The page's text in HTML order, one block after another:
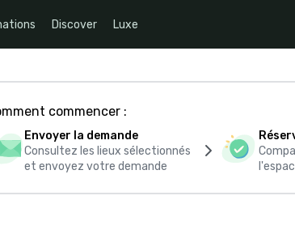
Discover Luxe
commencer :
Envoyer la demande
Consultez les lieux sélectionnés
et envoyez votre demande